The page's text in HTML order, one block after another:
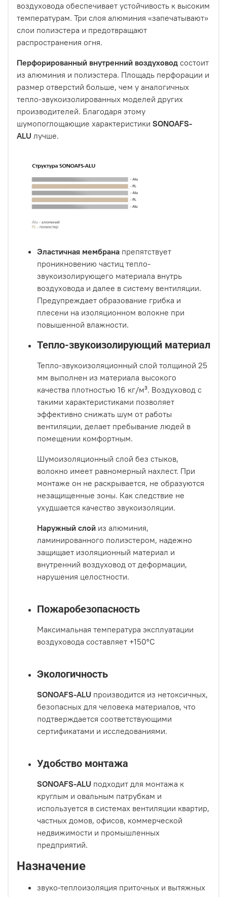
воздуховода обеспечивает устойчивость к высоким
температурам. Три слоя алюминия «запечатывают»
слои полиэстера и предотвращают
распространения огня.
Перфорированный внутренний воздуховод состоит
из алюминия и полиэстера. Площадь перфорации и
размер отверстий больше, чем у аналогичных
тепло-звукоизолированных моделей других
производителей. Благодаря этому
шумопоглощающие характеристики SONOAFS-
ALU лучше.
Эластичная мембрана препятствует
проникновению частиц тепло-
звукоизолирующего материала внутрь
воздуховода и далее в систему вентиляции.
Предупреждает образование грибка и
плесени на изоляционном волокне при
повышенной влажности.
Тепло-звукоизолирующий материал
Тепло-звукоизоляционный слой толщиной 25
мм выполнен из материала высокого
качества плотностью 16 кг/м³. Воздуховод с
такими характеристиками позволяет
эффективно снижать шум от работы
вентиляции, делает пребывание людей в
помещении комфортным.
Шумоизоляционный слой без стыков,
волокно имеет равномерный нахлест. При
монтаже он не раскрывается, не образуются
незащищенные зоны. Как следствие не
ухудшается качество звукоизоляции.
Наружный слой из алюминия,
ламинированного полиэстером, надежно
защищает изоляционный материал и
внутренний воздуховод от деформации,
нарушения целостности.
Пожаробезопасность
Максимальная температура эксплуатации
воздуховода составляет +150°С
Экологичность
SONOAFS-ALU производится из нетоксичных,
безопасных для человека материалов, что
подтверждается соответствующими
сертификатами и исследованиями.
Удобство монтажа
SONOAFS-ALU подходит для монтажа к
круглым и овальным патрубкам и
используется в системах вентиляции квартир,
частных домов, офисов, коммерческой
недвижимости и промышленных
предприятий.
Назначение
звуко-теплоизоляция приточных и вытяжных